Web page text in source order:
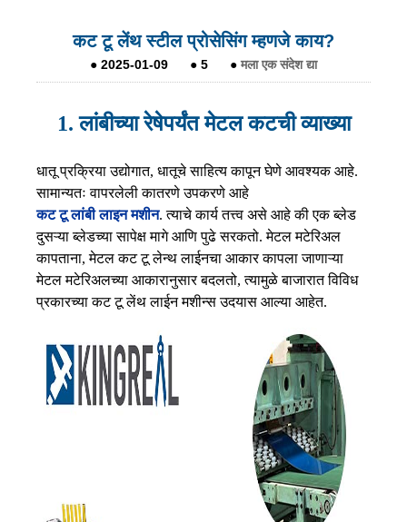
कट टू लेंथ स्टील प्रोसेसिंग म्हणजे काय?
● 2025-01-09 ● 5 ● मला एक संदेश द्या
1. लांबीच्या रेषेपर्यंत मेटल कटची व्याख्या
धातू प्रक्रिया उद्योगात, धातूचे साहित्य कापून घेणे आवश्यक आहे.
सामान्यतः वापरलेली कातरणे उपकरणे आहे
कट टू लांबी लाइन मशीन. त्याचे कार्य तत्त्व असे आहे की एक ब्लेड
दुसऱ्या ब्लेडच्या सापेक्ष मागे आणि पुढे सरकतो. मेटल मटेरिअल
कापताना, मेटल कट टू लेन्थ लाईनचा आकार कापला जाणाऱ्या
मेटल मटेरिअलच्या आकारानुसार बदलतो, त्यामुळे बाजारात विविध
प्रकारच्या कट टू लेंथ लाईन मशीन्स उदयास आल्या आहेत.